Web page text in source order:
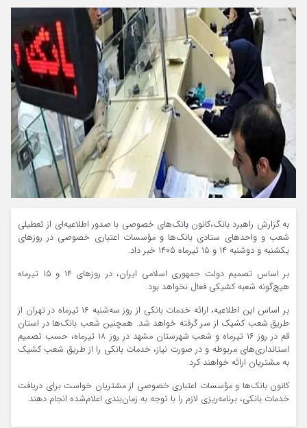
به گزارش راهبرد بانک،کانونبانک‌های خصوصی با صدور اطلاعیه‌ای از تعطیلی
شعب و واحدهای ستادی بانک‌ها و مؤسسات اعتباری خصوصی در روزهای
یکشنبه و دوشنبه ۱۴ و ۱۵ تیرماه ۱۴۰۵ خبر داد.
بر اساس تصمیم دولت جمهوری اسلامی ایران، در روزهای ۱۴ و ۱۵ تیرماه
هیچ‌گونه شعبه کشیکی فعال نخواهد بود.
بر اساس این اطلاعیه، ارائه خدمات بانکی از روز سه‌شنبه ۱۶ تیرماه در تهران از
طریق شعب کشیک از سر گرفته خواهد شد. همچنین شعب بانک‌ها در استان
قم در روز ۱۶ تیرماه و شعب شهرستان مشهد در روز ۱۸ تیرماه، حسب تصمیم
استانداری‌های مربوطه و در صورت نیاز، خدمات بانکی را از طریق شعب کشیک
به مشتریان ارائه خواهند کرد.
کانون بانک‌ها و مؤسسات اعتباری خصوصی از مشتریان خواست برای دریافت
خدمات بانکی، برنامه‌ریزی لازم را با توجه به زمان‌بندی اعلام‌شده انجام دهند.